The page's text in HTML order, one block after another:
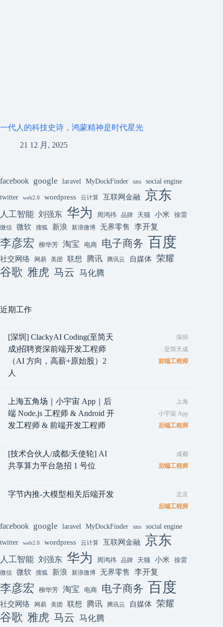
一代人的科技史诗，鸿蒙精神是时代星光
21 12 月, 2025
facebook google laravel MyDockFinder sns social engine
twitter web2.0 wordpress 云计算 互联网金融 京东
人工智能 刘强东 华为 周鸿祎 品牌 天猫 小米 徐雷
微信 微软 搜狐 新浪 新浪微博 无界零售 李开复
李彦宏 柳华芳 淘宝 电商 电子商务 百度
社交网络 网易 美团 联想 腾讯 腾讯云 自媒体 荣耀
谷歌 雅虎 马云 马化腾
近期工作
[深圳] ClackyAI Coding(至简天
成)招聘资深前端开发工程师
（AI 方向，高薪+原始股）2
人
深圳
至简天成
前端工程师
上海五角场｜小宇宙 App｜后
端 Node.js 工程师 & Android 开
发工程师 & 前端开发工程师
上海
小宇宙 App
后端工程师
[技术合伙人/成都/天使轮] AI
共享算力平台急招 1 号位
成都
后端工程师
字节内推-大模型相关后端开发
北京
后端工程师
facebook google laravel MyDockFinder sns social engine
twitter web2.0 wordpress 云计算 互联网金融 京东
人工智能 刘强东 华为 周鸿祎 品牌 天猫 小米 徐雷
微信 微软 搜狐 新浪 新浪微博 无界零售 李开复
李彦宏 柳华芳 淘宝 电商 电子商务 百度
社交网络 网易 美团 联想 腾讯 腾讯云 自媒体 荣耀
谷歌 雅虎 马云 马化腾